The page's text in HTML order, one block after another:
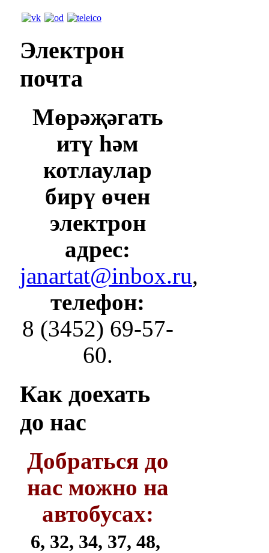
Электрон
почта
Мөрәҗәгать
итү һәм
котлаулар
бирү өчен
электрон
адрес:
janartat@inbox.ru,
телефон:
8 (3452) 69-57-
60.
Как доехать
до нас
Добраться до
нас можно на
автобусах:
6, 32, 34, 37, 48,